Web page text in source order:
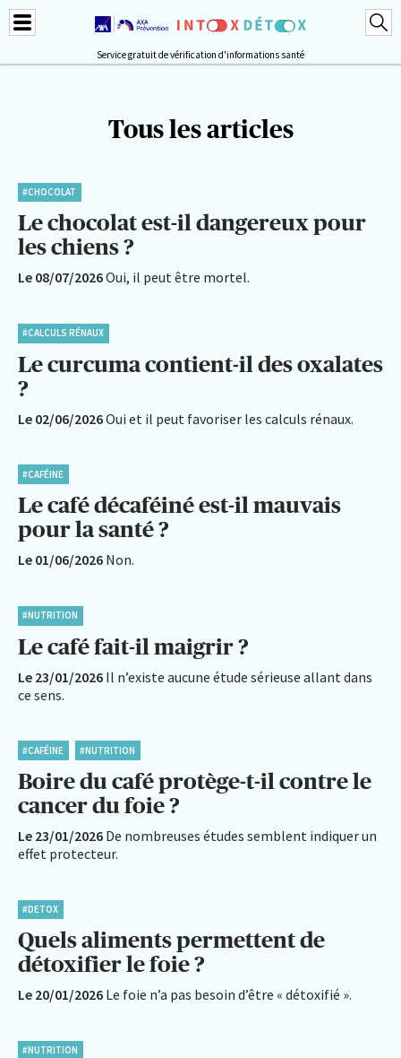
Service gratuit de vérification d'informations santé
Tous les articles
#CHOCOLAT
Le chocolat est-il dangereux pour
les chiens ?
Le 08/07/2026Oui, il peut être mortel.
#CALCULS RÉNAUX
Le curcuma contient-il des oxalates
?
Le 02/06/2026Oui et il peut favoriser les calculs rénaux.
#CAFÉINE
Le café décaféiné est-il mauvais
pour la santé ?
Le 01/06/2026 Non.
#NUTRITION
Le café fait-il maigrir ?
Le 23/01/2026 Il n’existe aucune étude sérieuse allant dans
ce sens.
#CAFÉINE #NUTRITION
Boire du café protège-t-il contre le
cancer du foie ?
Le 23/01/2026 De nombreuses études semblent indiquer un
effet protecteur.
#DETOX
Quels aliments permettent de
détoxifier le foie ?
Le 20/01/2026 Le foie n’a pas besoin d’être « détoxifié ».
#NUTRITION